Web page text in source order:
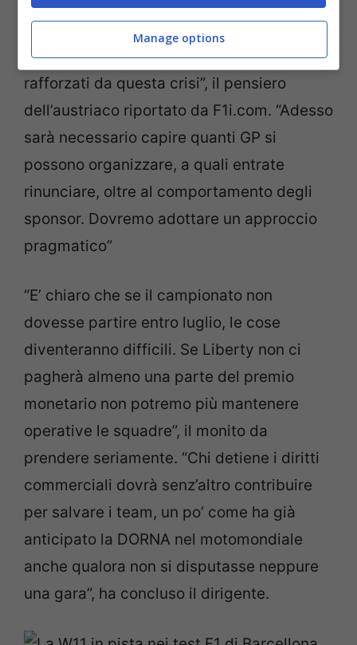
QUI
“Se restiamo uniti potremmo uscirne
rafforzati da questa crisi”, il pensiero
dell’austriaco riportato da F1i.com. “Adesso
sarà necessario capire quanti GP si
possono organizzare, a quali entrate
rinunciare, oltre al comportamento degli
sponsor. Dovremo adottare un approccio
pragmatico”
“E’ chiaro che se il campionato non
dovesse partire entro luglio, le cose
diventeranno difficili. Se Liberty non ci
pagherà almeno una parte del premio
monetario non potremo più mantenere
operative le squadre”, il monito da
prendere seriamente. “Chi detiene i diritti
commerciali dovrà senz’altro contribuire
per salvare i team, un po’ come ha già
anticipato la DORNA nel motomondiale
anche qualora non si disputasse neppure
una gara”, ha concluso il dirigente.
Manage options